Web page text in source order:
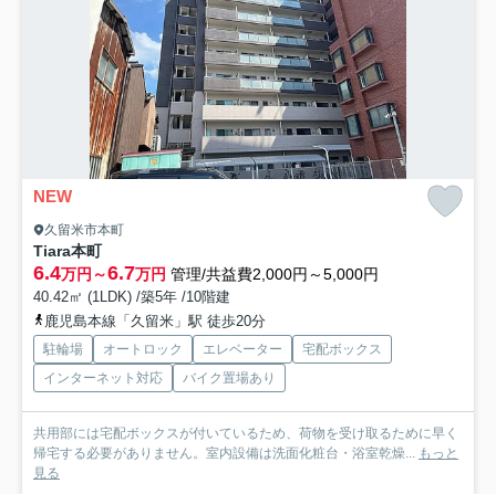
NEW
久留米市本町
Tiara本町
6.4万円～6.7万円 管理/共益費2,000円～5,000円
40.42㎡ (1LDK) /築5年 /10階建
鹿児島本線「久留米」駅 徒歩20分
駐輪場 オートロック エレベーター
宅配ボックス
インターネット対応
バイク置場あり
共用部には宅配ボックスが付いているため、荷物を受け取るために早く
帰宅する必要がありません。室内設備は洗面化粧台・浴室乾燥... もっと
見る